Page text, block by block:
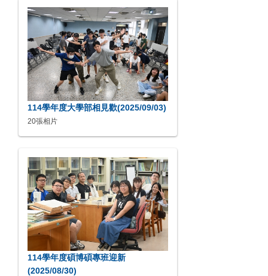
114學年度大學部相見歡(2025/09/03)
20張相片
114學年度碩博碩專班迎新
(2025/08/30)